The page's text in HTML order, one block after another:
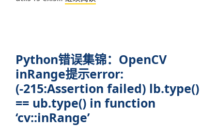
OpenCV
WeChatQRCode
示
Python错误集锦：OpenCV
inRange提示error:
(-215:Assertion failed) lb.type()
== ub.type() in function
‘cv::inRange’